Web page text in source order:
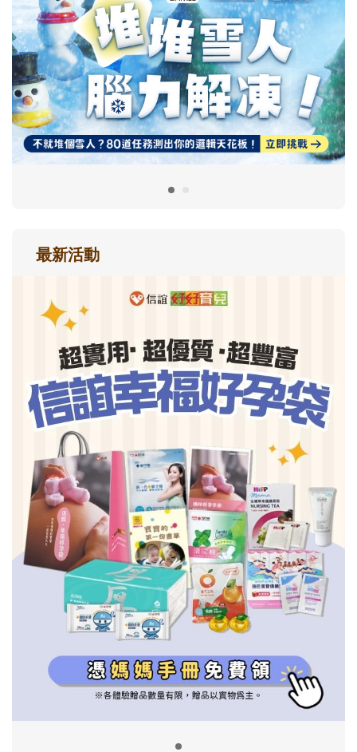
最新活動
信誼基金會
2022信誼年度報告
2023信誼年度報告
2024信誼年度報告
附設幼兒園
小袋鼠幼師網